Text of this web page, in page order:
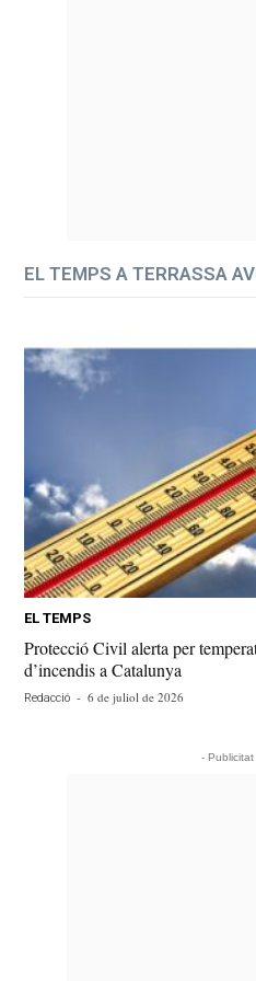
EL TEMPS A TERRASSA
EL TEMPS
Protecció Civil alerta per
d’incendis a Catalunya
Redacció - 6 de juliol de 2026
- Publicitat